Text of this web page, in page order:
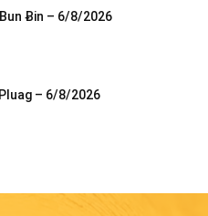
Ƀin – 6/8/2026
– 6/8/2026